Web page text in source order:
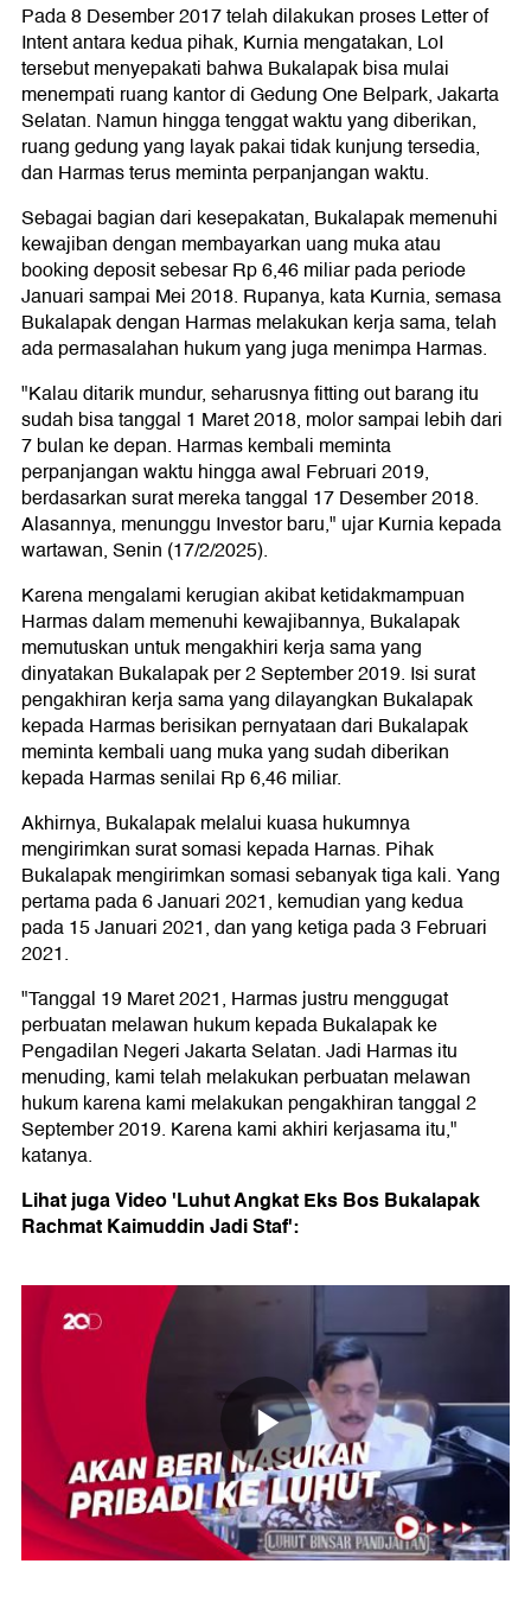
Pada 8 Desember 2017 telah dilakukan proses Letter of
Intent antara kedua pihak, Kurnia mengatakan, LoI
tersebut menyepakati bahwa Bukalapak bisa mulai
menempati ruang kantor di Gedung One Belpark, Jakarta
Selatan. Namun hingga tenggat waktu yang diberikan,
ruang gedung yang layak pakai tidak kunjung tersedia,
dan Harmas terus meminta perpanjangan waktu.
Sebagai bagian dari kesepakatan, Bukalapak memenuhi
kewajiban dengan membayarkan uang muka atau
booking deposit sebesar Rp 6,46 miliar pada periode
Januari sampai Mei 2018. Rupanya, kata Kurnia, semasa
Bukalapak dengan Harmas melakukan kerja sama, telah
ada permasalahan hukum yang juga menimpa Harmas.
"Kalau ditarik mundur, seharusnya fitting out barang itu
sudah bisa tanggal 1 Maret 2018, molor sampai lebih dari
7 bulan ke depan. Harmas kembali meminta
perpanjangan waktu hingga awal Februari 2019,
berdasarkan surat mereka tanggal 17 Desember 2018.
Alasannya, menunggu Investor baru," ujar Kurnia kepada
wartawan, Senin (17/2/2025).
Karena mengalami kerugian akibat ketidakmampuan
Harmas dalam memenuhi kewajibannya, Bukalapak
memutuskan untuk mengakhiri kerja sama yang
dinyatakan Bukalapak per 2 September 2019. Isi surat
pengakhiran kerja sama yang dilayangkan Bukalapak
kepada Harmas berisikan pernyataan dari Bukalapak
meminta kembali uang muka yang sudah diberikan
kepada Harmas senilai Rp 6,46 miliar.
Akhirnya, Bukalapak melalui kuasa hukumnya
mengirimkan surat somasi kepada Harnas. Pihak
Bukalapak mengirimkan somasi sebanyak tiga kali. Yang
pertama pada 6 Januari 2021, kemudian yang kedua
pada 15 Januari 2021, dan yang ketiga pada 3 Februari
2021.
"Tanggal 19 Maret 2021, Harmas justru menggugat
perbuatan melawan hukum kepada Bukalapak ke
Pengadilan Negeri Jakarta Selatan. Jadi Harmas itu
menuding, kami telah melakukan perbuatan melawan
hukum karena kami melakukan pengakhiran tanggal 2
September 2019. Karena kami akhiri kerjasama itu,"
katanya.
Lihat juga Video 'Luhut Angkat Eks Bos Bukalapak
Rachmat Kaimuddin Jadi Staf':